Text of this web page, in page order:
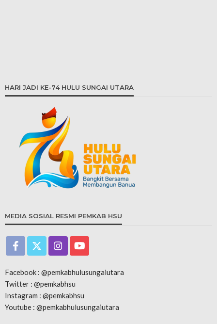
HARI JADI KE-74 HULU SUNGAI UTARA
MEDIA SOSIAL RESMI PEMKAB HSU
Facebook : @pemkabhulusungaiutara
Twitter : @pemkabhsu
Instagram : @pemkabhsu
Youtube : @pemkabhulusungaiutara